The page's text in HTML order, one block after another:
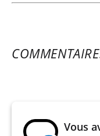
Transmission - 6
mm, entièrement
Vous